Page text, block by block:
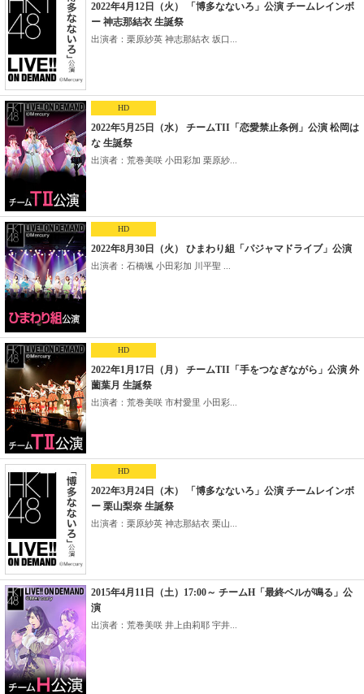
2022年4月12日（火） 「博多なないろ」公演 チームレインボ
ー 神志那結衣 生誕祭
出演者：栗原紗英 神志那結衣 坂口...
HD
2022年5月25日（水） チームTII「恋愛禁止条例」公演 松岡は
な 生誕祭
出演者：荒巻美咲 小田彩加 栗原紗...
HD
2022年8月30日（火） ひまわり組「パジャマドライブ」公演
出演者：石橋颯 小田彩加 川平聖 ...
HD
2022年1月17日（月） チームTII「手をつなぎながら」公演 外
薗葉月 生誕祭
出演者：荒巻美咲 市村愛里 小田彩...
HD
2022年3月24日（木） 「博多なないろ」公演 チームレインボ
ー 栗山梨奈 生誕祭
出演者：栗原紗英 神志那結衣 栗山...
2015年4月11日（土）17:00～ チームH「最終ベルが鳴る」公
演
出演者：荒巻美咲 井上由莉耶 宇井...